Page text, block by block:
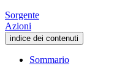
Sorgente
Azioni
indice dei contenuti
Sommario